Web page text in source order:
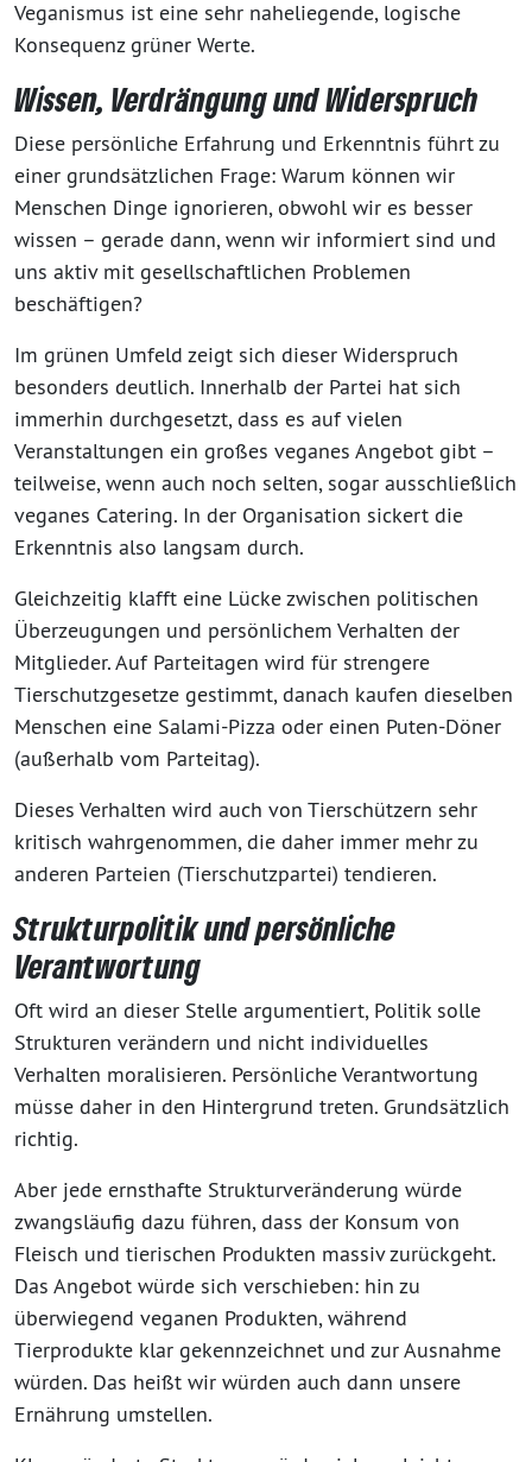
Veganismus ist eine sehr naheliegende, logische
Konsequenz grüner Werte.
Wissen, Verdrängung und Widerspruch
Diese persönliche Erfahrung und Erkenntnis führt zu
einer grundsätzlichen Frage: Warum können wir
Menschen Dinge ignorieren, obwohl wir es besser
wissen – gerade dann, wenn wir informiert sind und
uns aktiv mit gesellschaftlichen Problemen
beschäftigen?
Im grünen Umfeld zeigt sich dieser Widerspruch
besonders deutlich. Innerhalb der Partei hat sich
immerhin durchgesetzt, dass es auf vielen
Veranstaltungen ein großes veganes Angebot gibt –
teilweise, wenn auch noch selten, sogar ausschließlich
veganes Catering. In der Organisation sickert die
Erkenntnis also langsam durch.
Gleichzeitig klafft eine Lücke zwischen politischen
Überzeugungen und persönlichem Verhalten der
Mitglieder. Auf Parteitagen wird für strengere
Tierschutzgesetze gestimmt, danach kaufen dieselben
Menschen eine Salami-Pizza oder einen Puten-Döner
(außerhalb vom Parteitag).
Dieses Verhalten wird auch von Tierschützern sehr
kritisch wahrgenommen, die daher immer mehr zu
anderen Parteien (Tierschutzpartei) tendieren.
Strukturpolitik und persönliche
Verantwortung
Oft wird an dieser Stelle argumentiert, Politik solle
Strukturen verändern und nicht individuelles
Verhalten moralisieren. Persönliche Verantwortung
müsse daher in den Hintergrund treten. Grundsätzlich
richtig.
Aber jede ernsthafte Strukturveränderung würde
zwangsläufig dazu führen, dass der Konsum von
Fleisch und tierischen Produkten massiv zurückgeht.
Das Angebot würde sich verschieben: hin zu
überwiegend veganen Produkten, während
Tierprodukte klar gekennzeichnet und zur Ausnahme
würden. Das heißt wir würden auch dann unsere
Ernährung umstellen.